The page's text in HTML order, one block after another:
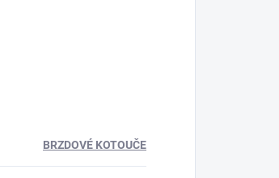
BRZDOVÉ KOTOUČE